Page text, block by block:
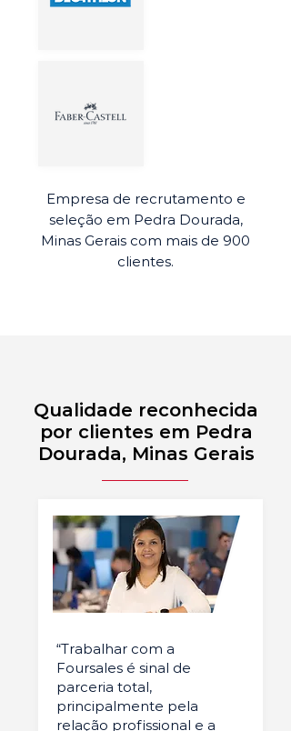
Empresa de recrutamento e
seleção em Pedra Dourada,
Minas Gerais com mais de 900
clientes.
Qualidade reconhecida
por clientes em Pedra
Dourada, Minas Gerais
“Trabalhar com a
Foursales é sinal de
parceria total,
principalmente pela
relação profissional e a